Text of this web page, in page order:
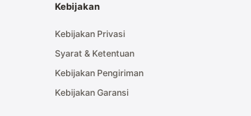
Kebijakan
Kebijakan Privasi
Syarat & Ketentuan
Kebijakan Pengiriman
Kebijakan Garansi